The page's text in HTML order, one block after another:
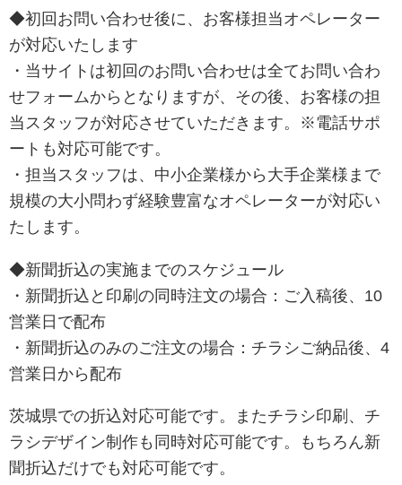
◆初回お問い合わせ後に、お客様担当オペレーター
が対応いたします
・当サイトは初回のお問い合わせは全てお問い合わ
せフォームからとなりますが、その後、お客様の担
当スタッフが対応させていただきます。※電話サポ
ートも対応可能です。
・担当スタッフは、中小企業様から大手企業様まで
規模の大小問わず経験豊富なオペレーターが対応い
たします。
◆新聞折込の実施までのスケジュール
・新聞折込と印刷の同時注文の場合：ご入稿後、10
営業日で配布
・新聞折込のみのご注文の場合：チラシご納品後、4
営業日から配布
茨城県での折込対応可能です。またチラシ印刷、チ
ラシデザイン制作も同時対応可能です。もちろん新
聞折込だけでも対応可能です。